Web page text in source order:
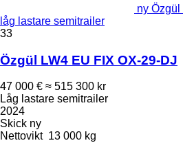
ny Özgül
låg lastare semitrailer
33
Özgül LW4 EU FIX OX-29-DJ
47 000 € ≈ 515 300 kr
Låg lastare semitrailer
2024
Skick ny
Nettovikt 13 000 kg